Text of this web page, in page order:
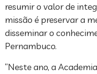
resumir o valor de
missão é preservar a
disseminar o
Pernambuco.
“Neste ano, a